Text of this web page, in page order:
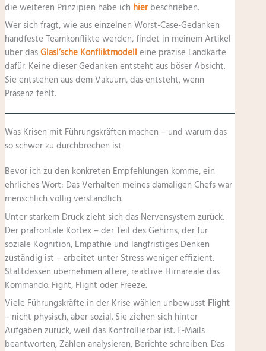
die weiteren Prinzipien habe ich hierbeschrieben.
Wer sich fragt, wie aus einzelnen Worst-Case-Gedanken
handfeste Teamkonflikte werden, findet in meinem Artikel
über das Glasl’sche Konfliktmodell eine präzise Landkarte
dafür. Keine dieser Gedanken entsteht aus böser Absicht.
Sie entstehen aus dem Vakuum, das entsteht, wenn
Präsenz fehlt.
Was Krisen mit Führungskräften machen – und warum das
so schwer zu durchbrechen ist
Bevor ich zu den konkreten Empfehlungen komme, ein
ehrliches Wort: Das Verhalten meines damaligen Chefs war
menschlich völlig verständlich.
Unter starkem Druck zieht sich das Nervensystem zurück.
Der präfrontale Kortex – der Teil des Gehirns, der für
soziale Kognition, Empathie und langfristiges Denken
zuständig ist – arbeitet unter Stress weniger effizient.
Stattdessen übernehmen ältere, reaktive Hirnareale das
Kommando. Fight, Flight oder Freeze.
Viele Führungskräfte in der Krise wählen unbewusst Flight
– nicht physisch, aber sozial. Sie ziehen sich hinter
Aufgaben zurück, weil das Kontrollierbar ist. E-Mails
beantworten, Zahlen analysieren, Berichte schreiben. Das